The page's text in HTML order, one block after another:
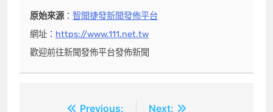
原始來源：智聞捷發新聞發佈平台
網址： https://www.111.net.tw
歡迎前往新聞發佈平台發佈新聞
Previous: Next: